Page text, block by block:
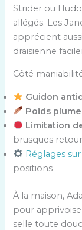
Strider ou
allégés. Les
apprécient
draisienne
Côté
Guidon
Poids plume
Limitation
brusques
Réglages
positions
À la maison,
pour
selle toute